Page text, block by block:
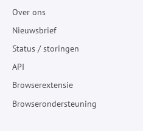
Over ons
Nieuwsbrief
Status / storingen
API
Browserextensie
Browserondersteuning